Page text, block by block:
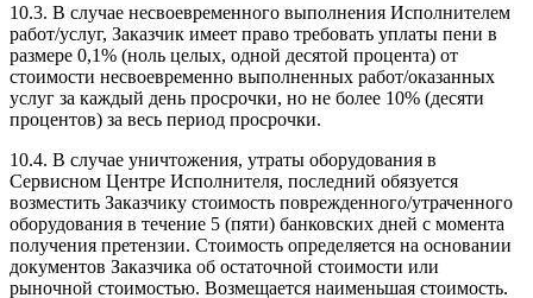
10.3. В случае несвоевременного выполнения Исполнителем
работ/услуг, Заказчик имеет право требовать уплаты пени в
размере 0,1% (ноль целых, одной десятой процента) от
стоимости несвоевременно выполненных работ/оказанных
услуг за каждый день просрочки, но не более 10% (десяти
процентов) за весь период просрочки.
10.4. В случае уничтожения, утраты оборудования в
Сервисном Центре Исполнителя, последний обязуется
возместить Заказчику стоимость поврежденного/утраченного
оборудования в течение 5 (пяти) банковских дней с момента
получения претензии. Стоимость определяется на основании
документов Заказчика об остаточной стоимости или
рыночной стоимостью. Возмещается наименьшая стоимость.